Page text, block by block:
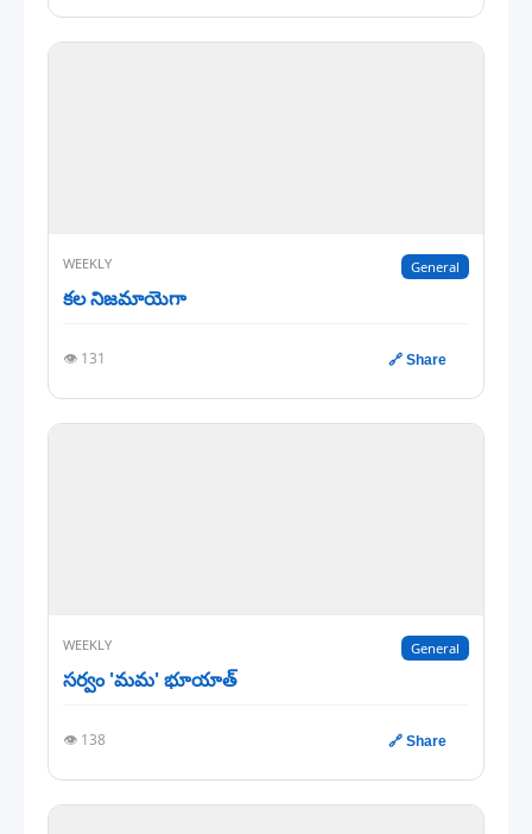
WEEKLY General
కల నిజమాయెగా
👁️ 131 🔗 Share
WEEKLY General
సర్వం 'మమ' భూయాత్
👁️ 138 🔗 Share